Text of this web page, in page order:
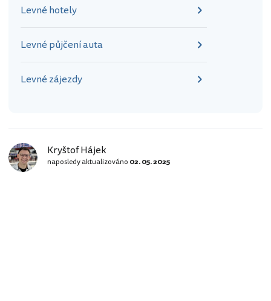
Levné hotely
Levné půjčení auta
Levné zájezdy
Kryštof Hájek
naposledy aktualizováno 02. 05. 2025